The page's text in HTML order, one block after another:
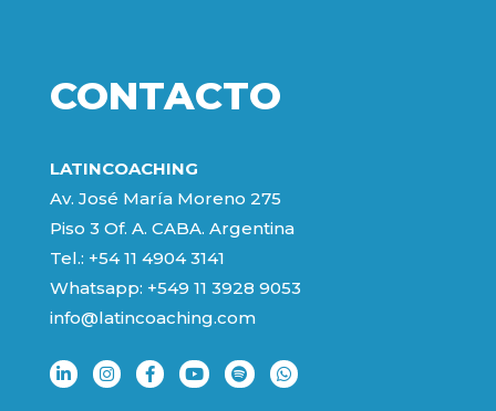
CONTACTO
LATINCOACHING
Av. José María Moreno 275
Piso 3 Of. A. CABA. Argentina
Tel.: +54 11 4904 3141
Whatsapp: +549 11 3928 9053
info@latincoaching.com